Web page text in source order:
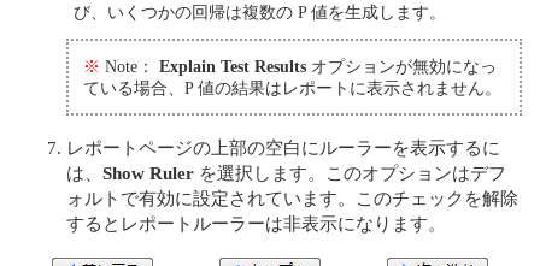
び、いくつかの回帰は複数の P 値を生成します。
※ Note： Explain Test Results オプションが無効になっ
ている場合、P 値の結果はレポートに表示されません。
レポートページの上部の空白にルーラーを表示するに
は、 Show Ruler を選択します。このオプションはデフ
ォルトで有効に設定されています。このチェックを解除
するとレポートルーラーは非表示になります。